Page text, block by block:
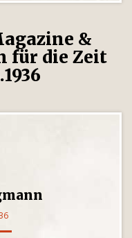
&
für die Zeit